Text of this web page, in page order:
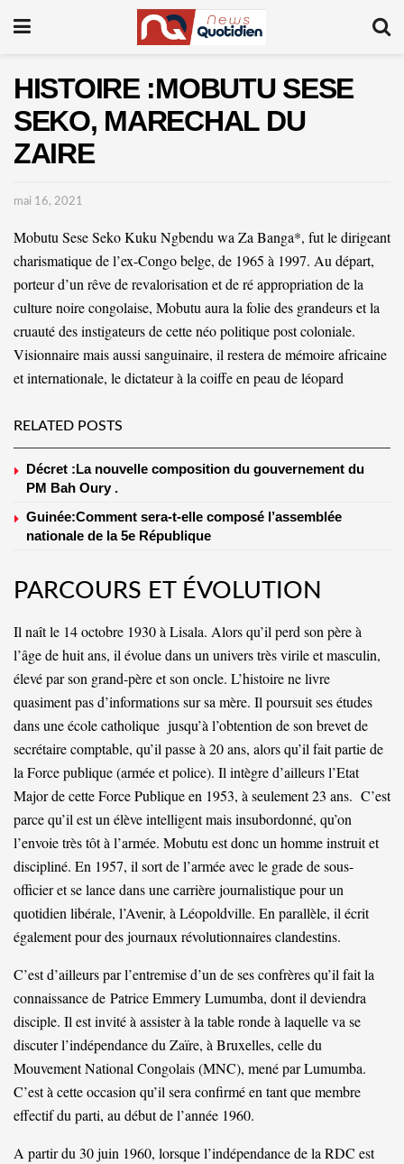
HISTOIRE :MOBUTU SESE
SEKO, MARECHAL DU
ZAIRE
mai 16, 2021
Mobutu Sese Seko Kuku Ngbendu wa Za Banga*, fut le dirigeant
charismatique de l’ex-Congo belge, de 1965 à 1997. Au départ,
porteur d’un rêve de revalorisation et de ré appropriation de la
culture noire congolaise, Mobutu aura la folie des grandeurs et la
cruauté des instigateurs de cette néo politique post coloniale.
Visionnaire mais aussi sanguinaire, il restera de mémoire africaine
et internationale, le dictateur à la coiffe en peau de léopard
RELATED POSTS
Décret :La nouvelle composition du gouvernement du
PM Bah Oury .
Guinée:Comment sera-t-elle composé l’assemblée
nationale de la 5e République
PARCOURS ET ÉVOLUTION
Il naît le 14 octobre 1930 à Lisala. Alors qu’il perd son père à
l’âge de huit ans, il évolue dans un univers très virile et masculin,
élevé par son grand-père et son oncle. L’histoire ne livre
quasiment pas d’informations sur sa mère. Il poursuit ses études
dans une école catholique jusqu’à l’obtention de son brevet de
secrétaire comptable, qu’il passe à 20 ans, alors qu’il fait partie de
la Force publique (armée et police). Il intègre d’ailleurs l’Etat
Major de cette Force Publique en 1953, à seulement 23 ans. C’est
parce qu’il est un élève intelligent mais insubordonné, qu’on
l’envoie très tôt à l’armée. Mobutu est donc un homme instruit et
discipliné. En 1957, il sort de l’armée avec le grade de sous-
officier et se lance dans une carrière journalistique pour un
quotidien libérale, l’Avenir, à Léopoldville. En parallèle, il écrit
également pour des journaux révolutionnaires clandestins.
C’est d’ailleurs par l’entremise d’un de ses confrères qu’il fait la
connaissance de Patrice Emmery Lumumba, dont il deviendra
disciple. Il est invité à assister à la table ronde à laquelle va se
discuter l’indépendance du Zaïre, à Bruxelles, celle du
Mouvement National Congolais (MNC), mené par Lumumba.
C’est à cette occasion qu’il sera confirmé en tant que membre
effectif du parti, au début de l’année 1960.
A partir du 30 juin 1960, lorsque l’indépendance de la RDC est